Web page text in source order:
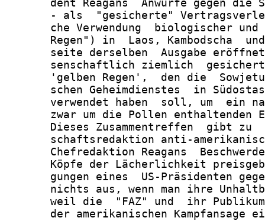
dent Reagans  Anwürfe gegen die
- als  "gesicherte"
che Verwendung  biologischer
Regen") in  Laos, Kambodscha
seite derselben  Ausgabe
senschaftlich ziemlich
'gelben Regen',  den die
schen Geheimdienstes  in
verwendet haben  soll, um  ein
zwar um die Pollen enthaltenden
Dieses Zusammentreffen  gibt zu
schaftsredaktion anti-
Chefredaktion Reagans
Köpfe der Lächerlichkeit
gungen eines  US-Präsidenten
nichts aus, wenn man ihre
weil die  "FAZ" und  ihr
der amerikanischen Kampfansage